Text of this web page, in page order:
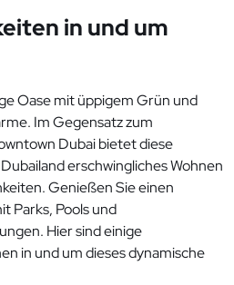
in und um
Oase mit üppigem Grün und
Im Gegensatz zum
Dubai bietet diese
erschwingliches Wohnen
Genießen Sie einen
Parks, Pools und
Hier sind einige
in und um dieses dynamische